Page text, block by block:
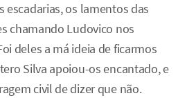
escadarias, os lamentos das
chamando Ludovico nos
deles a má ideia de ficarmos
Silva apoiou-os encantado, e
civil de dizer que não.